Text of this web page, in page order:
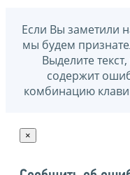
Если Вы заметили
мы будем
Выделите
содержит
комбинацию
×